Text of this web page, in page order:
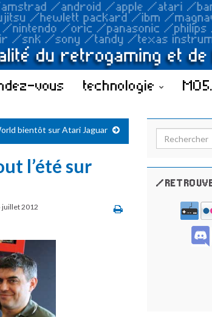
vous technologie
bientôt sur Atari Jaguar
l’été sur
juillet 2012
Search for:
/